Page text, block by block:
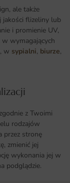
ale także
jakości flizeliny lub
i promienie UV,
wymagających
w sypialni, biurze,
z Twoimi
rodzajów
przez stronę
zmienić jej
wykonania jej w
podglądzie.